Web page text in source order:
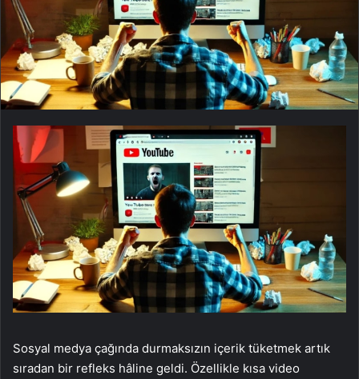
Sosyal medya çağında durmaksızın içerik tüketmek artık
sıradan bir refleks hâline geldi. Özellikle kısa video